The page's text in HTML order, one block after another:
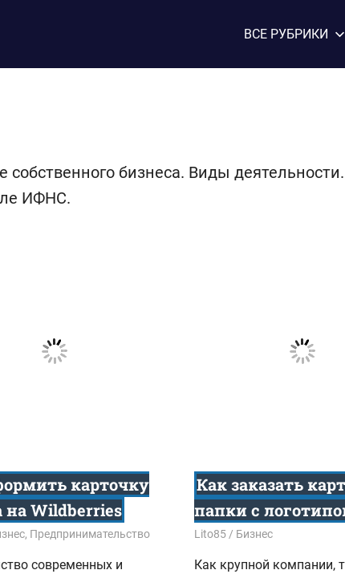
ВСЕ РУБРИКИ
бизнеса. Виды
ИФНС.
карточку
на Wildberries
, Предпринимательство
современных и
Как заказать
папки с
09.12.2020
Lito85 Бизнес
Как крупной компании,